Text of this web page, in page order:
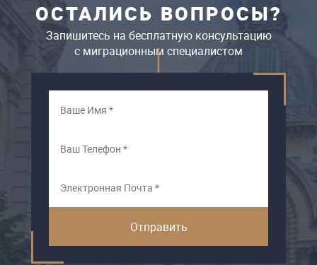
ОСТАЛИСЬ ВОПРОСЫ?
Запишитесь на бесплатную консультацию
c миграционным специалистом